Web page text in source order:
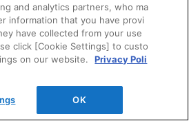
アスマート〉
分析サービス
and analytics partners, who ma
information that you have provi
have collected from your use
click [Cookie Settings] to custo
on our website.
Privacy Poli
OK